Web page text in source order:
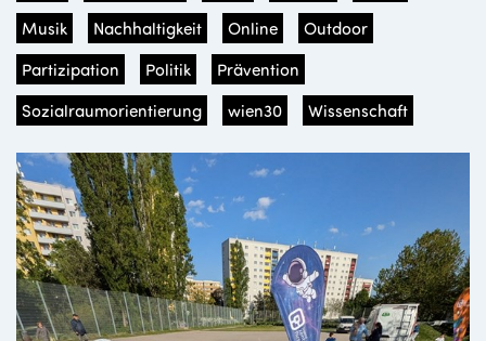
Musik
Nachhaltigkeit Online
Outdoor
Partizipation
Politik
Prävention
Sozialraumorientierung
wien30 Wissenschaft